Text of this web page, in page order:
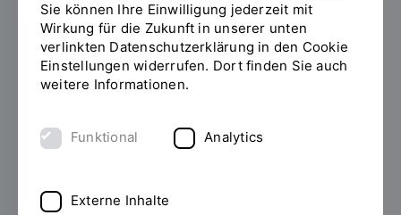
Infineon Regensburg
unterstützt die OTH
Regensburg mit
technischer Spende
Sie können Ihre Einwilligung jederzeit mit
Wirkung für die Zukunft in unserer unten
verlinkten Datenschutzerklärung in den Cookie
Einstellungen widerrufen. Dort finden Sie auch
weitere Informationen.
Funktional Analytics
Externe Inhalte